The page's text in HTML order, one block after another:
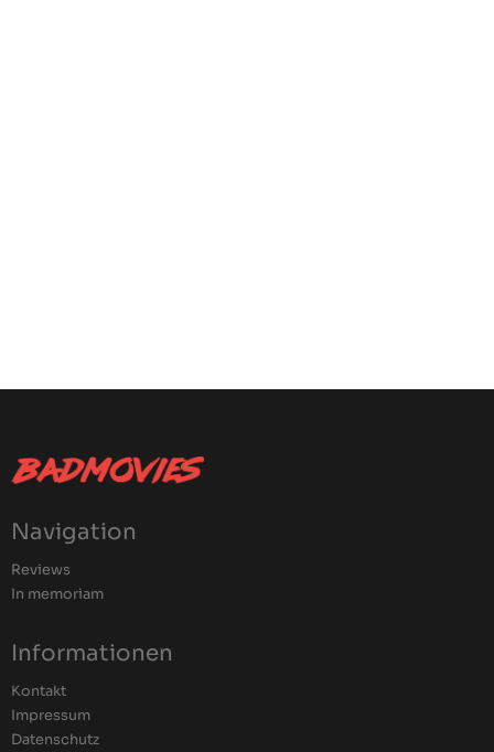
Navigation
Reviews
In memoriam
Informationen
Kontakt
Impressum
Datenschutz